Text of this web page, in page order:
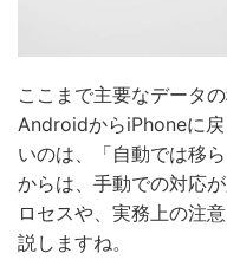
ここまで主要なデータ
AndroidからiPhoneに
いのは、「自動では移
からは、手動での対応
ロセスや、実務上の注
説しますね。